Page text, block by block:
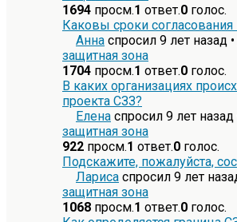
1694 просм.1 ответ.0 голос.
Каковы сроки согласования
Анна спросил 9 лет назад •
защитная зона
1704 просм.1 ответ.0 голос.
В каких организациях
проекта СЗЗ?
Елена спросил 9 лет назад
защитная зона
922 просм.1 ответ.0 голос.
Подскажите, пожалуйста,
Лариса спросил 9 лет
защитная зона
1068 просм.1 ответ.0 голос.